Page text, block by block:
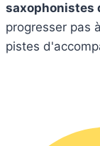
saxophonistes
progresser pas
pistes